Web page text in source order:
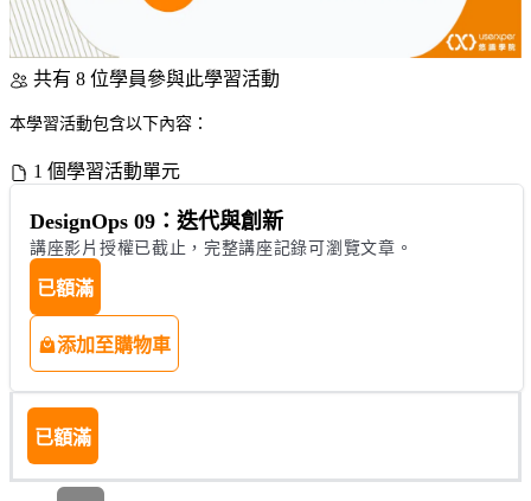
共有 8 位學員參與此學習活動
本學習活動包含以下內容：
1 個學習活動單元
DesignOps 09：迭代與創新
講座影片授權已截止，完整講座記錄可瀏覽文章。
已額滿
添加至購物車
已額滿